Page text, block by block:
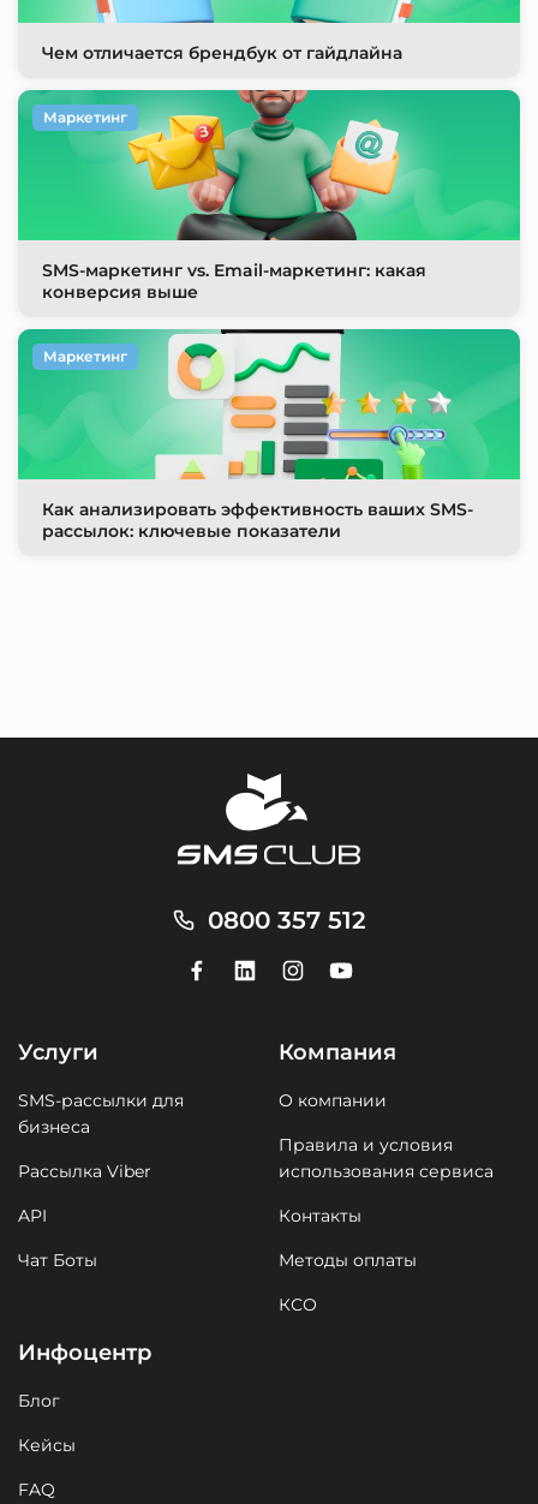
Чем отличается брендбук от гайдлайна
SMS-маркетинг vs. Email-маркетинг: какая
конверсия выше
Маркетинг
Как анализировать эффективность ваших SMS-
рассылок: ключевые показатели
Маркетинг
0800 357 512
Услуги
SMS-рассылки для
бизнеса
Рассылка Viber
API
Чат Боты
Компания
О компании
Правила и условия
использования сервиса
Контакты
Методы оплаты
КСО
Инфоцентр
Блог
Кейсы
FAQ